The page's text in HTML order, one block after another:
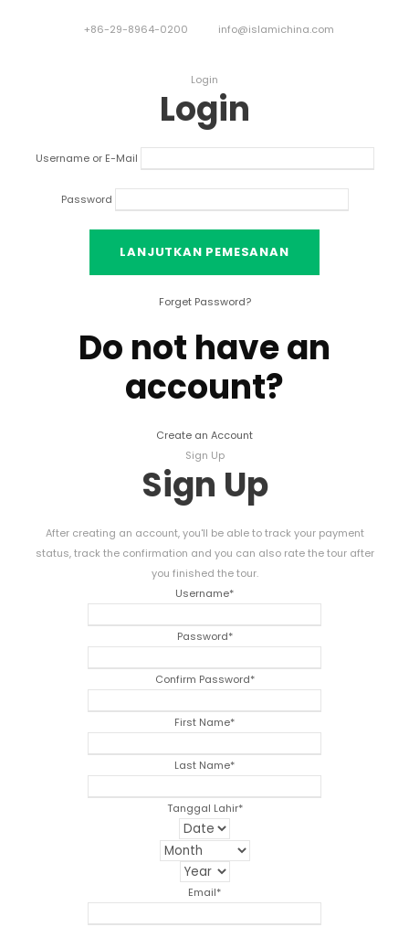
+86-29-8964-0200 info@islamichina.com
Login
Login
Username or E-Mail
Password
Forget Password?
Do not have an
account?
Create an Account
Sign Up
Sign Up
After creating an account,you'll be able to track your payment
status,track the confirmation and you can also rate the tour after
you finished the tour.
Username*
Password*
Confirm Password*
First Name*
Last Name*
Tanggal Lahir*
Email*